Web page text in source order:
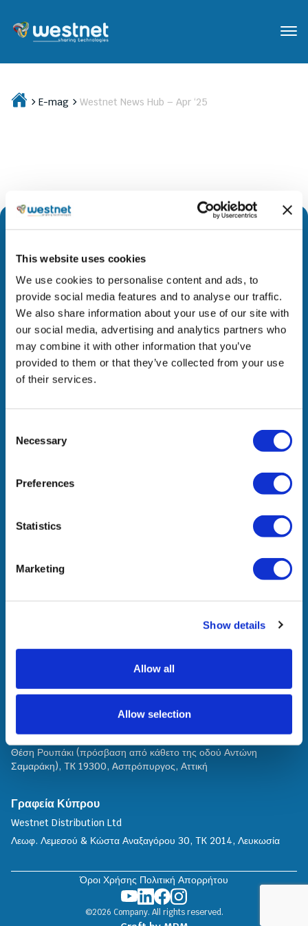
This website uses cookies
We use cookies to personalise content and ads, to
provide social media features and to analyse our traffic.
We also share information about your use of our site with
our social media, advertising and analytics partners who
may combine it with other information that you’ve
provided to them or that they’ve collected from your use
of their services.
Selection
Necessary
Preferences
Statistics
Marketing
Show details
Allow all
Allow selection
E-mag Westnet News Hub – Apr ‘25
καινοτόμους λύσεις σε όλες τις αγορές όπου
δραστηριοποιούμαστε. Μέσα από στρατηγικές
συνεργασίες, φέρνουμε προστιθέμενη αξία στους
ανθρώπους μας, τα ενδιαφερόμενα μέρη μας και την
κοινωνία.
Η Δραστηριότητά μας
Βραβεία & Διακρίσεις
Επικοινωνία
Γραφεία
Γραφείο Πωλήσεων Β. Ελλάδος
Γιαννιτσών 90, ΤΚ 546 27, Θεσσαλονίκη
Service Center
Θέση Ρουπάκι (πρόσβαση από κάθετο της οδού Αντώνη
Σαμαράκη), TK 19300, Aσπρόπυργος, Αττική
Γραφεία Κύπρου
Westnet Distribution Ltd
Λεωφ. Λεμεσού & Κώστα Αναξαγόρου 30, TK 2014, Λευκωσία
©2026 Company. All rights reserved.
Όροι Χρήσης Πολιτική Απορρήτου